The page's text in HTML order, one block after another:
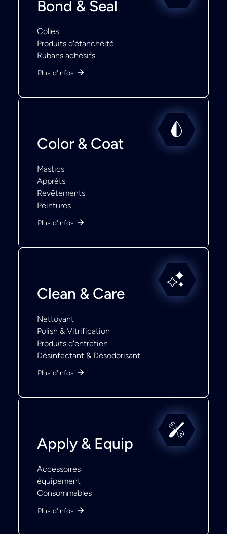
Bond & Seal
Colles
Produits d'étanchéité
Rubans adhésifs
Plus d'infos
Color & Coat
Mastics
Apprêts
Revêtements
Peintures
Plus d'infos
Clean & Care
Nettoyant
Polish & Vitrification
Produits d'entretien
Désinfectant & Désodorisant
Plus d'infos
Apply & Equip
Accessoires
équipement
Consommables
Plus d'infos